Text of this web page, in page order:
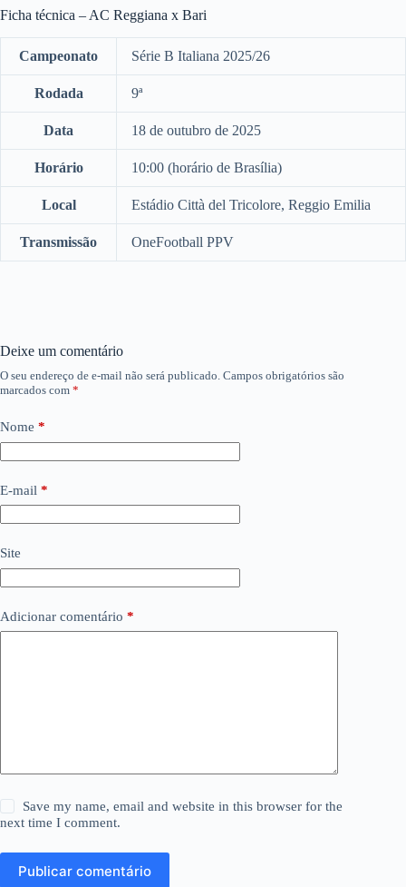
Ficha técnica – AC Reggiana x Bari
Campeonato Série B Italiana 2025/26
Rodada 9ª
Data 18 de outubro de 2025
Horário 10:00 (horário de Brasília)
Local Estádio Città del Tricolore, Reggio Emilia
Transmissão OneFootball PPV
Deixe um comentário
O seu endereço de e-mail não será publicado. Campos obrigatórios são
marcados com *
Nome *
E-mail *
Site
Adicionar comentário *
Save my name, email and website in this browser for the
next time I comment.
Publicar comentário